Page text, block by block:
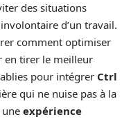
des situations
d’un travail.
comment optimiser
en tirer le meilleur
pour intégrer Ctrl
qui ne nuise pas à la
expérience